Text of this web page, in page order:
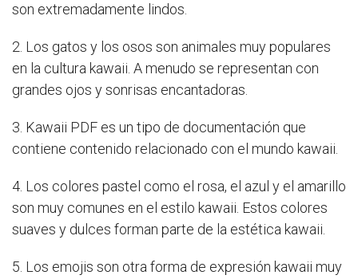
son extremadamente lindos.
2. Los gatos y los osos son animales muy populares
en la cultura kawaii. A menudo se representan con
grandes ojos y sonrisas encantadoras.
3. Kawaii PDF es un tipo de documentación que
contiene contenido relacionado con el mundo kawaii.
4. Los colores pastel como el rosa, el azul y el amarillo
son muy comunes en el estilo kawaii. Estos colores
suaves y dulces forman parte de la estética kawaii.
5. Los emojis son otra forma de expresión kawaii muy